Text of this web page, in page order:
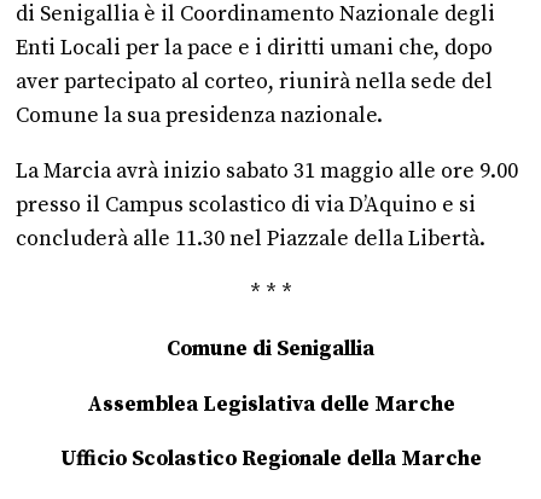
di Senigallia è il Coordinamento Nazionale degli
Enti Locali per la pace e i diritti umani che, dopo
aver partecipato al corteo, riunirà nella sede del
Comune la sua presidenza nazionale.
La Marcia avrà inizio sabato 31 maggio alle ore 9.00
presso il Campus scolastico di via D’Aquino e si
concluderà alle 11.30 nel Piazzale della Libertà.
* * *
Comune di Senigallia
Assemblea Legislativa delle Marche
Ufficio Scolastico Regionale della Marche